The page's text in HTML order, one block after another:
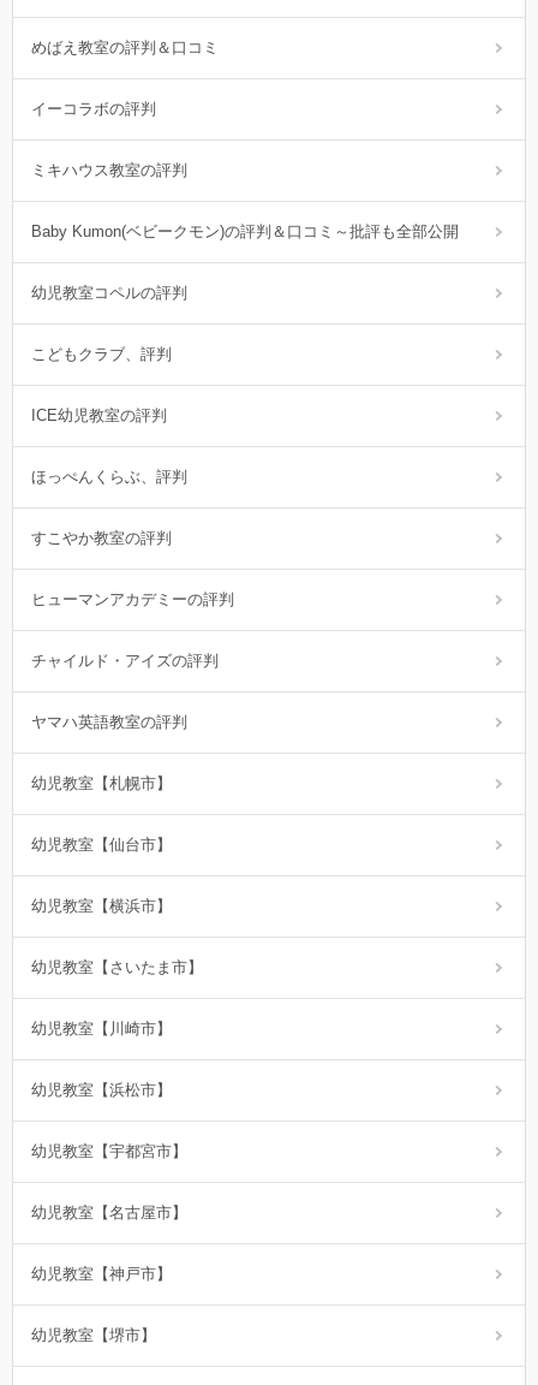
めばえ教室の評判＆口コミ
イーコラボの評判
ミキハウス教室の評判
Baby Kumon(ベビークモン)の評判＆口コミ～批評も全部公開
幼児教室コペルの評判
こどもクラブ、評判
ICE幼児教室の評判
ほっぺんくらぶ、評判
すこやか教室の評判
ヒューマンアカデミーの評判
チャイルド・アイズの評判
ヤマハ英語教室の評判
幼児教室【札幌市】
幼児教室【仙台市】
幼児教室【横浜市】
幼児教室【さいたま市】
幼児教室【川崎市】
幼児教室【浜松市】
幼児教室【宇都宮市】
幼児教室【名古屋市】
幼児教室【神戸市】
幼児教室【堺市】